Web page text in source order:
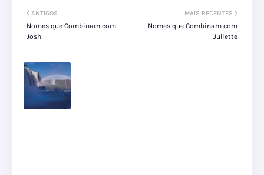
MAIS RECENTES
Nomes que Combinam com
Juliette
ANTIGOS
Nomes que Combinam com
Josh